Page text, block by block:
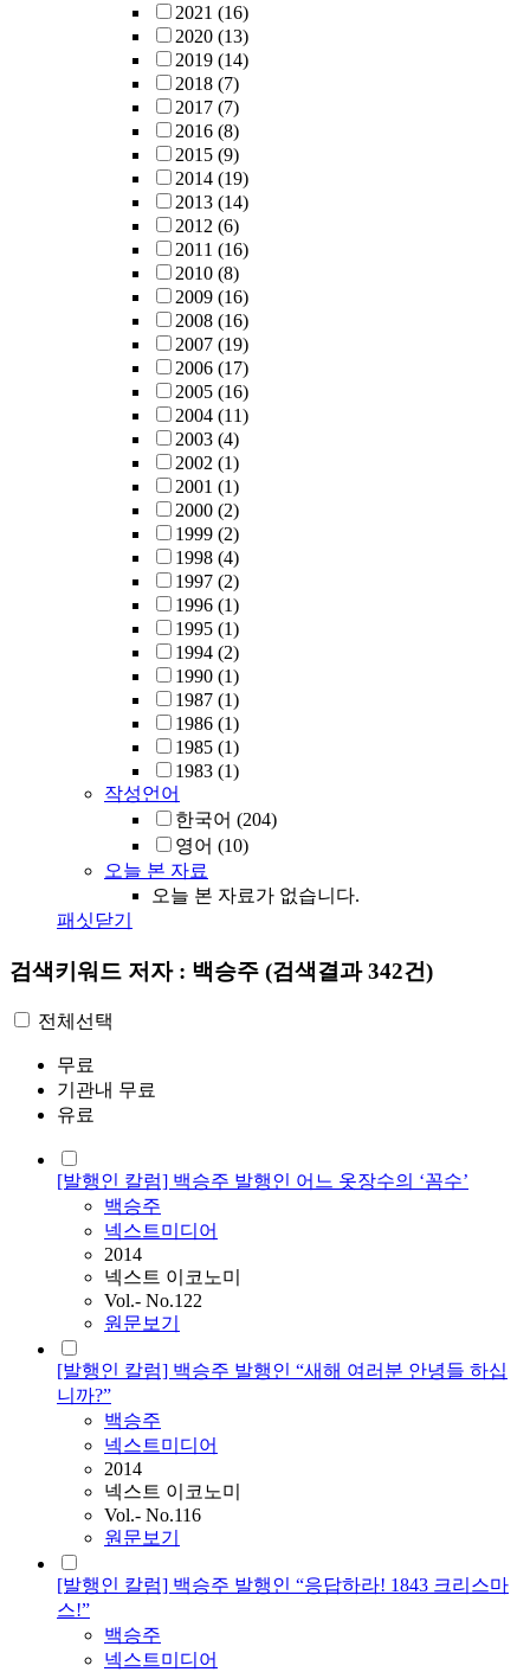
2021 (16)
2020 (13)
2019 (14)
2018 (7)
2017 (7)
2016 (8)
2015 (9)
2014 (19)
2013 (14)
2012 (6)
2011 (16)
2010 (8)
2009 (16)
2008 (16)
2007 (19)
2006 (17)
2005 (16)
2004 (11)
2003 (4)
2002 (1)
2001 (1)
2000 (2)
1999 (2)
1998 (4)
1997 (2)
1996 (1)
1995 (1)
1994 (2)
1990 (1)
1987 (1)
1986 (1)
1985 (1)
1983 (1)
작성언어
한국어 (204)
영어 (10)
오늘 본 자료
오늘 본 자료가 없습니다.
패싯닫기
검색키워드 저자 : 백승주 (검색결과 342건)
전체선택
무료
기관내 무료
유료
[발행인 칼럼] 백승주 발행인 어느 옷장수의 ‘꼼수’
백승주
넥스트미디어
2014
넥스트 이코노미
Vol.- No.122
원문보기
[발행인 칼럼] 백승주 발행인 “새해 여러분 안녕들 하십
니까?”
백승주
넥스트미디어
2014
넥스트 이코노미
Vol.- No.116
원문보기
[발행인 칼럼] 백승주 발행인 “응답하라! 1843 크리스마
스!”
백승주
넥스트미디어